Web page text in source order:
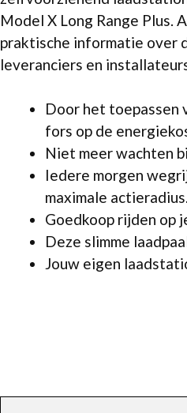
Model X Long Range Plus.
praktische informatie over
leveranciers en
Door het toepassen
fors op de
Niet meer wachten
Iedere morgen
maximale actieradius.
Goedkoop rijden op
Deze slimme
Jouw eigen